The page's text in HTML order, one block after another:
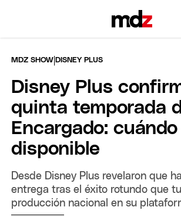
MDZ SHOW |DISNEY PLUS
Disney Plus
quinta temporada
Encargado:
disponible
Desde Disney Plus revelaron que
entrega tras el éxito rotundo que
producción nacional en su